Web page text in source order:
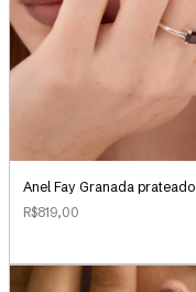
Anel Fay Granada prateado
R$819,00